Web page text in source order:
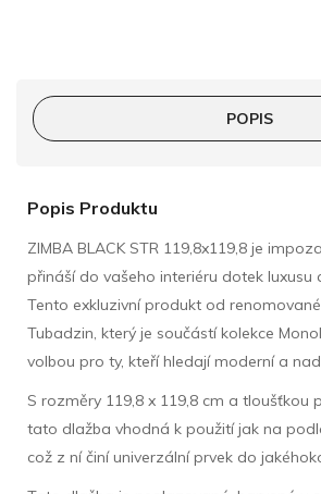
POPIS
Popis Produktu
ZIMBA BLACK STR 119,8x119,8 je
přináší do vašeho interiéru dotek luxusu
Tento exkluzivní produkt od
Tubadzin, který je součástí kolekce
volbou pro ty, kteří hledají moderní a
S rozměry 119,8 x 119,8 cm a tloušťkou
tato dlažba vhodná k použití jak na
což z ní činí univerzální prvek do